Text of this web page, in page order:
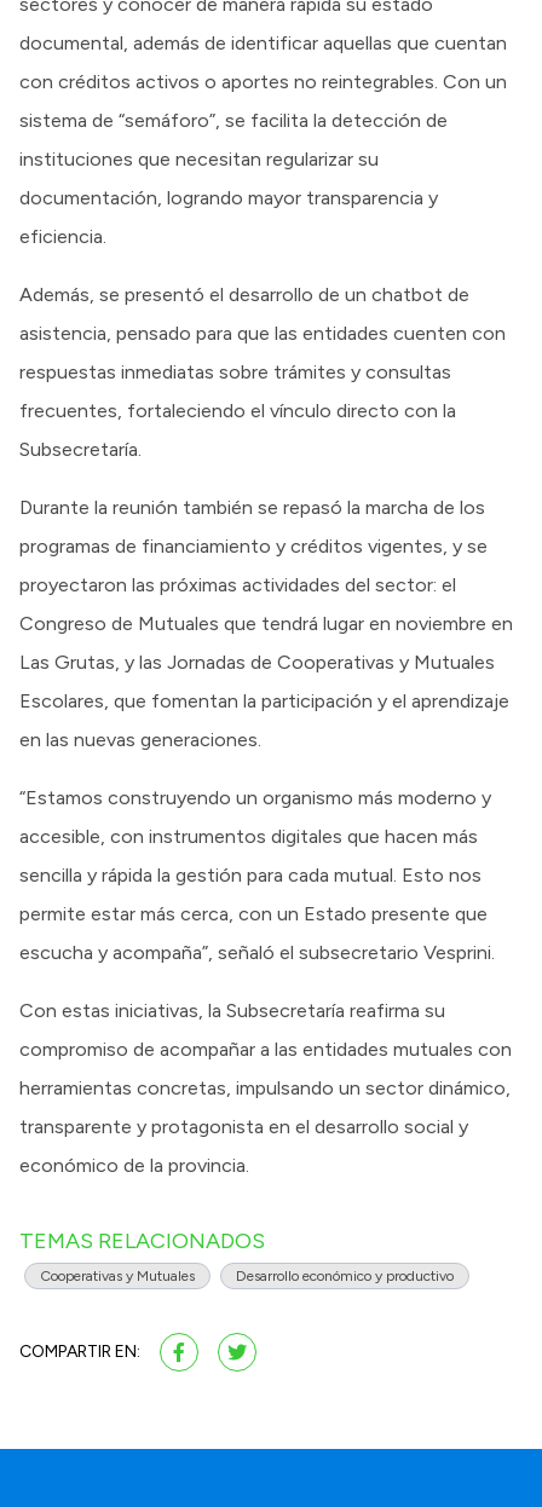
sectores y conocer de manera rápida su estado
documental, además de identificar aquellas que cuentan
con créditos activos o aportes no reintegrables. Con un
sistema de “semáforo”, se facilita la detección de
instituciones que necesitan regularizar su
documentación, logrando mayor transparencia y
eficiencia.
Además, se presentó el desarrollo de un chatbot de
asistencia, pensado para que las entidades cuenten con
respuestas inmediatas sobre trámites y consultas
frecuentes, fortaleciendo el vínculo directo con la
Subsecretaría.
Durante la reunión también se repasó la marcha de los
programas de financiamiento y créditos vigentes, y se
proyectaron las próximas actividades del sector: el
Congreso de Mutuales que tendrá lugar en noviembre en
Las Grutas, y las Jornadas de Cooperativas y Mutuales
Escolares, que fomentan la participación y el aprendizaje
en las nuevas generaciones.
“Estamos construyendo un organismo más moderno y
accesible, con instrumentos digitales que hacen más
sencilla y rápida la gestión para cada mutual. Esto nos
permite estar más cerca, con un Estado presente que
escucha y acompaña”, señaló el subsecretario Vesprini.
Con estas iniciativas, la Subsecretaría reafirma su
compromiso de acompañar a las entidades mutuales con
herramientas concretas, impulsando un sector dinámico,
transparente y protagonista en el desarrollo social y
económico de la provincia.
TEMAS RELACIONADOS
Cooperativas y Mutuales Desarrollo económico y productivo
COMPARTIR EN: